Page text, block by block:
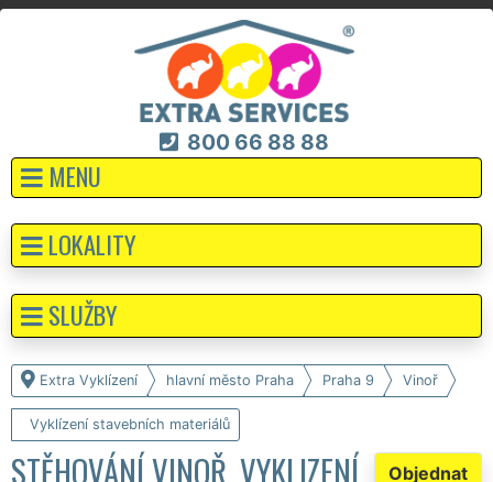
800 66 88 88
MENU
Extra Vyklízení hlavní město Praha Praha 9 Vinoř
Vyklízení stavebních materiálů
Objednat
STĚHOVÁNÍ VINOŘ, VYKLIZENÍ
LOKALITY
SLUŽBY